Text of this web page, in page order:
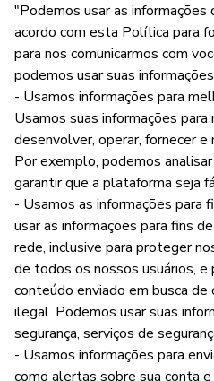
"Podemos usar as informações
acordo com esta Política para
para nos comunicarmos com
podemos usar suas
- Usamos informações para
Usamos suas informações para
desenvolver, operar, fornecer e
Por exemplo, podemos
garantir que a plataforma seja
- Usamos as informações para
usar as informações para fins
rede, inclusive para proteger
de todos os nossos usuários, e
conteúdo enviado em busca
ilegal. Podemos usar suas
segurança, serviços de
- Usamos informações para
como alertas sobre sua conta